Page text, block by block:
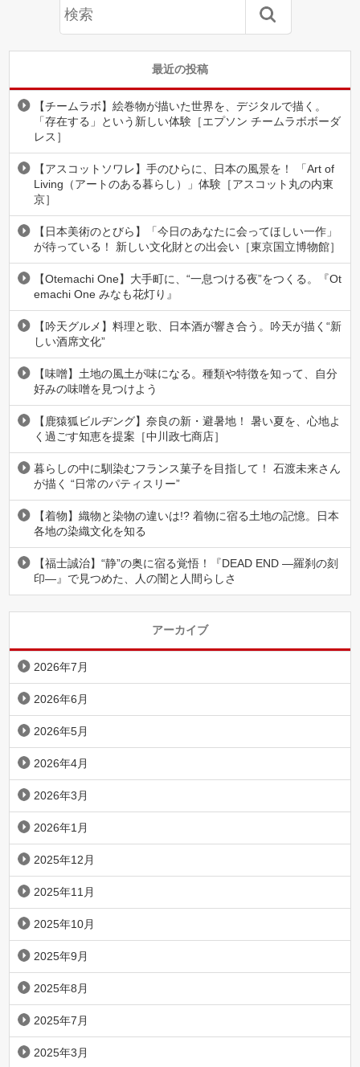
最近の投稿
【チームラボ】絵巻物が描いた世界を、デジタルで描く。
「存在する」という新しい体験［エプソン チームラボボーダ
レス］
【アスコットソワレ】手のひらに、日本の風景を！ 「Art of
Living（アートのある暮らし）」体験［アスコット丸の内東
京］
【日本美術のとびら】「今日のあなたに会ってほしい一作」
が待っている！ 新しい文化財との出会い［東京国立博物館］
【Otemachi One】大手町に、“一息つける夜”をつくる。『Ot
emachi One みなも花灯り』
【吟天グルメ】料理と歌、日本酒が響き合う。吟天が描く“新
しい酒席文化”
【味噌】土地の風土が味になる。種類や特徴を知って、自分
好みの味噌を見つけよう
【鹿猿狐ビルヂング】奈良の新・避暑地！ 暑い夏を、心地よ
く過ごす知恵を提案［中川政七商店］
暮らしの中に馴染むフランス菓子を目指して！ 石渡未来さん
が描く “日常のパティスリー”
【着物】織物と染物の違いは!? 着物に宿る土地の記憶。日本
各地の染織文化を知る
【福士誠治】“静”の奥に宿る覚悟！『DEAD END ―羅刹の刻
印―』で見つめた、人の闇と人間らしさ
アーカイブ
2026年7月
2026年6月
2026年5月
2026年4月
2026年3月
2026年1月
2025年12月
2025年11月
2025年10月
2025年9月
2025年8月
2025年7月
2025年3月